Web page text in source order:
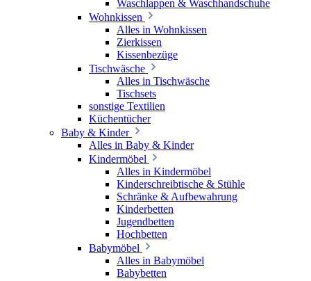
Waschlappen & Waschhandschuhe
Wohnkissen
Alles in Wohnkissen
Zierkissen
Kissenbezüge
Tischwäsche
Alles in Tischwäsche
Tischsets
sonstige Textilien
Küchentücher
Baby & Kinder
Alles in Baby & Kinder
Kindermöbel
Alles in Kindermöbel
Kinderschreibtische & Stühle
Schränke & Aufbewahrung
Kinderbetten
Jugendbetten
Hochbetten
Babymöbel
Alles in Babymöbel
Babybetten